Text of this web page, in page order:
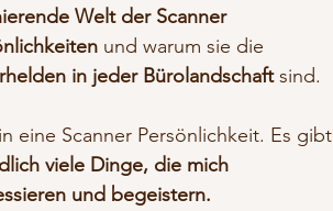
Welt der Scanner
und warum sie die
in jeder Bürolandschaft sind.
eine Scanner Persönlichkeit. Es gibt
viele Dinge, die mich
und begeistern.